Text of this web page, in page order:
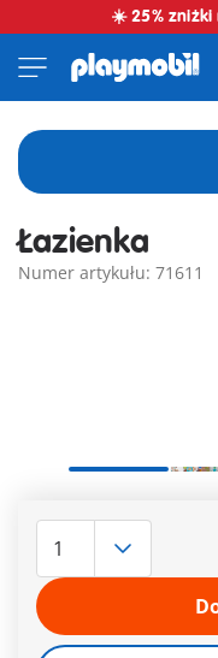
☀️ 25%
Łazienka
Numer artykułu: 71611
trwałych materiałów z
prysznicem, wanną i
się odgrywania ról.
Więcej informacji
Czas dostawy